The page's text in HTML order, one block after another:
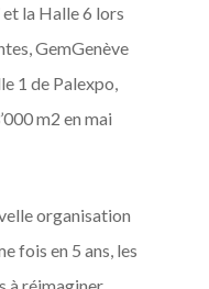
la Halle 6 lors
GemGenève
1 de Palexpo,
m2 en mai
organisation
fois en 5 ans, les
à réimaginer